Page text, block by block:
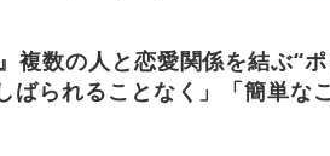
複数の人と恋愛関係を結ぶ“
られることなく」「簡単な